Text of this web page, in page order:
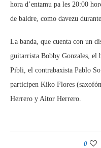
hora d’entamu pa les 20:00
de baldre, como davezu
La banda, que cuenta con un
guitarrista Bobby Gonzales, el
Pibli, el contrabaxista Pablo
participen Kiko Flores
Herrero y Aitor Herrero.
0